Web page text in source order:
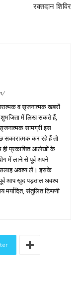
रक्तदान शिविर
व सृजनात्मक खबरों
में लिख सकते हैं,
सामग्री इस
सकारात्मक कर रहे हैं तो
ही प्रकाशित आलेखों के
में लाने से पूर्व अपने
सलाह अवश्य लें। इसके
आप खुद पड़ताल अवश्य
संतुलित टिप्पणी